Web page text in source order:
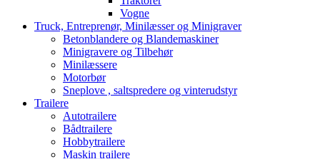
Vogne
Truck, Entreprenør, Minilæsser og Minigraver
Betonblandere og Blandemaskiner
Minigravere og Tilbehør
Minilæssere
Motorbør
Sneplove , saltspredere og vinterudstyr
Trailere
Autotrailere
Bådtrailere
Hobbytrailere
Maskin trailere